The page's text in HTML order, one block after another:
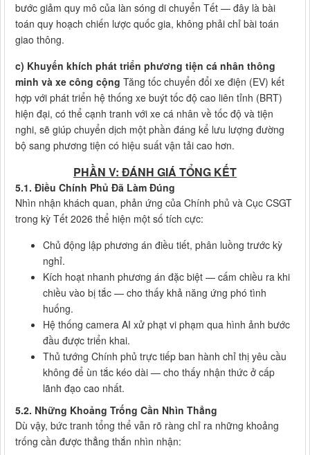
bước giảm quy mô của làn sóng di chuyển Tết — đây là bài
toán quy hoạch chiến lược quốc gia, không phải chỉ bài toán
giao thông.
c) Khuyến khích phát triển phương tiện cá nhân thông
minh và xe công cộng Tăng tốc chuyển đổi xe điện (EV) kết
hợp với phát triển hệ thống xe buýt tốc độ cao liên tỉnh (BRT)
hiện đại, có thể cạnh tranh với xe cá nhân về tốc độ và tiện
nghi, sẽ giúp chuyển dịch một phần đáng kể lưu lượng đường
bộ sang phương tiện có hiệu suất vận tải cao hơn.
PHẦN V: ĐÁNH GIÁ TỔNG KẾT
5.1. Điều Chính Phủ Đã Làm Đúng
Nhìn nhận khách quan, phản ứng của Chính phủ và Cục CSGT
trong kỳ Tết 2026 thể hiện một số tích cực:
Chủ động lập phương án điều tiết, phân luồng trước kỳ
nghỉ.
Kích hoạt nhanh phương án đặc biệt — cấm chiều ra khi
chiều vào bị tắc — cho thấy khả năng ứng phó tình
huống.
Hệ thống camera AI xử phạt vi phạm qua hình ảnh bước
đầu được triển khai.
Thủ tướng Chính phủ trực tiếp ban hành chỉ thị yêu cầu
không để ùn tắc kéo dài — cho thấy nhận thức ở cấp
lãnh đạo cao nhất.
5.2. Những Khoảng Trống Cần Nhìn Thẳng
Dù vậy, bức tranh tổng thể vẫn rõ ràng chỉ ra những khoảng
trống cần được thẳng thắn nhìn nhận: